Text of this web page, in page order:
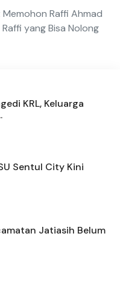
Raffi Ahmad
yang Bisa Nolong
KRL, Keluarga
Sentul City Kini
Jatiasih Belum